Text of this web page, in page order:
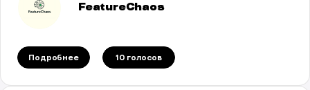
FeatureChaos
Подробнее 10 голосов